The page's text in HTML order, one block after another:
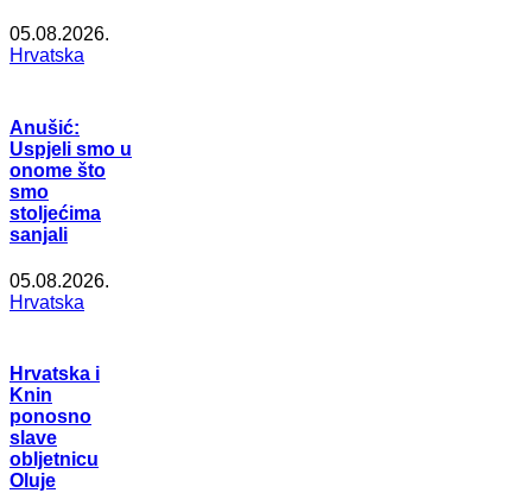
05.08.2026.
Hrvatska
Anušić:
Uspjeli smo u
onome što
smo
stoljećima
sanjali
05.08.2026.
Hrvatska
Hrvatska i
Knin
ponosno
slave
obljetnicu
Oluje